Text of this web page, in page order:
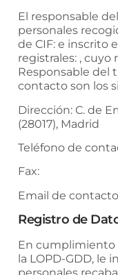
El responsable
personales
de CIF: e inscrito
registrales: ,
Responsable del
contacto son los
Dirección: C. de
(28017), Madrid
Teléfono de
Fax:
Email de
Registro de
En cumplimiento
la LOPD-GDD, le